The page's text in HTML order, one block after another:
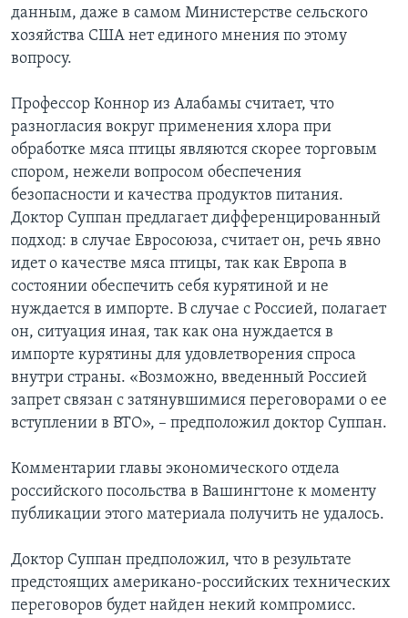
данным, даже в самом Министерстве сельского
хозяйства США нет единого мнения по этому
вопросу.
Профессор Коннор из Алабамы считает, что
разногласия вокруг применения хлора при
обработке мяса птицы являются скорее торговым
спором, нежели вопросом обеспечения
безопасности и качества продуктов питания.
Доктор Суппан предлагает дифференцированный
подход: в случае Евросоюза, считает он, речь явно
идет о качестве мяса птицы, так как Европа в
состоянии обеспечить себя курятиной и не
нуждается в импорте. В случае с Россией, полагает
он, ситуация иная, так как она нуждается в
импорте курятины для удовлетворения спроса
внутри страны. «Возможно, введенный Россией
запрет связан с затянувшимися переговорами о ее
вступлении в ВТО», – предположил доктор Суппан.
Комментарии главы экономического отдела
российского посольства в Вашингтоне к моменту
публикации этого материала получить не удалось.
Доктор Суппан предположил, что в результате
предстоящих американо-российских технических
переговоров будет найден некий компромисс.